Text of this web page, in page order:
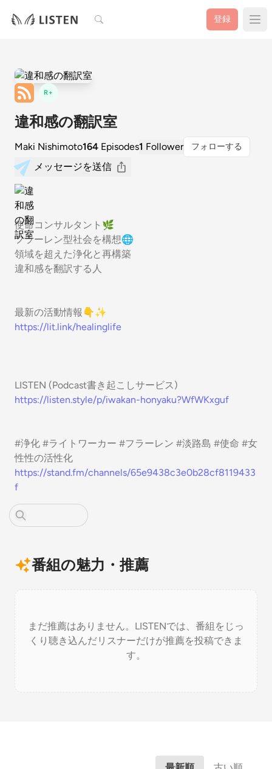
検索 登録
R+
違和感の翻訳室
Maki Nishimoto164 Episodes1 Follower フォローする
メッセージを送信
使命コンサルタント🌿
フラーレン型社会を構想🌐
領域を超えた浄化と再構築
違和感を翻訳する人
最新の活動情報👇✨
https://lit.link/healinglife
LISTEN (Podcast書き起こしサービス)
https://listen.style/p/iwakan-honyaku?WfWKxguf
#浄化 #ライトワーカー #フラーレン #淡路島 #使命 #女
性性の活性化
https://stand.fm/channels/65e9438c3e0b28cf8119433
f
番組の魅力・推薦
まだ推薦はありません。LISTENでは、番組をじっ
くり聴き込んだリスナーだけが推薦を投稿できま
す。